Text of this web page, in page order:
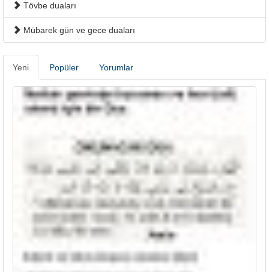
Tövbe duaları
Mübarek gün ve gece duaları
Yeni Popüler Yorumlar